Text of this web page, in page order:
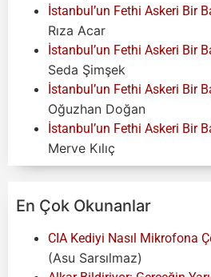
İstanbul’un Fethi Askeri Bir
Rıza Acar
İstanbul’un Fethi Askeri Bir
Seda Şimşek
İstanbul’un Fethi Askeri Bir
Oğuzhan Doğan
İstanbul’un Fethi Askeri Bir
Merve Kılıç
En Çok Okunanlar
CIA Kediyi Nasıl Mikrofona
(Asu Sarsılmaz)